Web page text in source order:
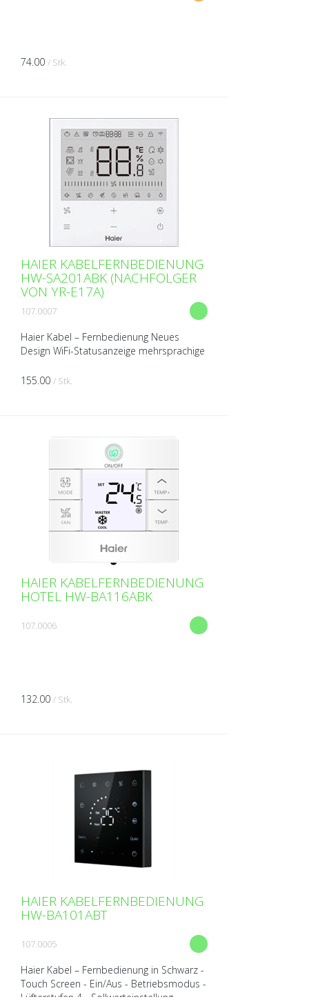
74.00 / Stk.
HAIER KABELFERNBEDIENUNG
HW-SA201ABK (NACHFOLGER
VON YR-E17A)
107.0007
Haier Kabel – Fernbedienung Neues
Design WiFi-Statusanzeige mehrsprachige
Deutsch, Spanisch, Italienisch,
155.00 / Stk.
HAIER KABELFERNBEDIENUNG
HOTEL HW-BA116ABK
107.0006
132.00 / Stk.
HAIER KABELFERNBEDIENUNG
HW-BA101ABT
107.0005
Haier Kabel – Fernbedienung in Schwarz -
Touch Screen - Ein/Aus - Betriebsmodus -
Lüfterstufen 4 - Sollwerteinstellung -